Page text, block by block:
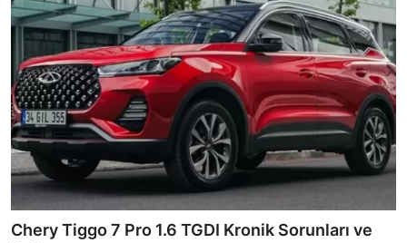
Kiralama & Filo
Sürüş & Güvenlik
Lastik & Jant
Yağlar & Sıvılar
LPG & Yakıt
Elektrik & Akü
Chery Tiggo 7 Pro 1.6 TGDI Kronik Sorunları ve